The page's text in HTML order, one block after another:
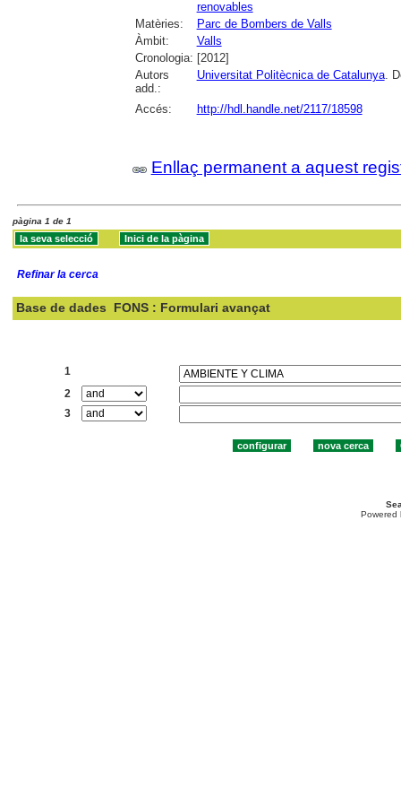
renovables
Matèries:
Parc de Bombers de Valls
Àmbit:
Valls
Cronologia: [2012]
Autors
add.:
Universitat Politècnica de Catalunya.
Accés: http://hdl.handle.net/2117/18598
Enllaç permanent a aquest
pàgina 1 de 1
Refinar la cerca
Base de dades FONS : Formulari avançat
1
2
3